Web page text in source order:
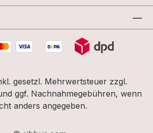
gesetzl. Mehrwertsteuer zzgl.
ggf. Nachnahmegebühren, wenn
anders angegeben.